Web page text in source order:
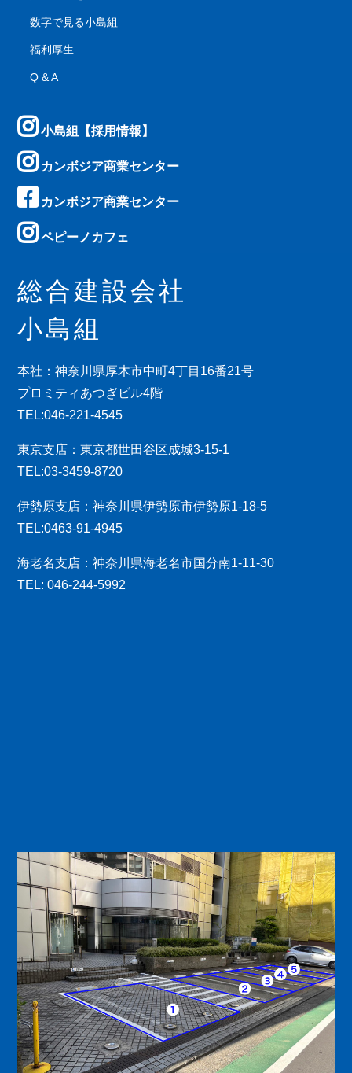
数字で見る小島組
福利厚生
Q & A
小島組【採用情報】
カンボジア商業センター
カンボジア商業センター
ペピーノカフェ
総合建設会社
小島組
本社：神奈川県厚木市中町4丁目16番21号
プロミティあつぎビル4階
TEL:046-221-4545
東京支店：東京都世田谷区成城3-15-1
TEL:03-3459-8720
伊勢原支店：神奈川県伊勢原市伊勢原1-18-5
TEL:0463-91-4945
海老名支店：神奈川県海老名市国分南1-11-30
TEL: 046-244-5992